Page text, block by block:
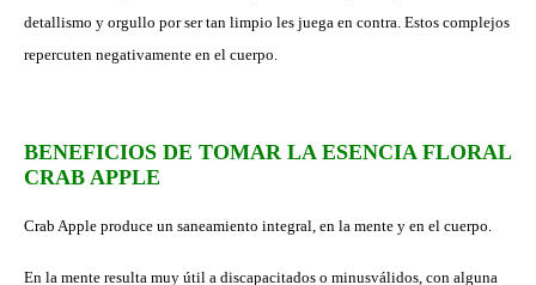
detallismo y orgullo por ser tan limpio les juega en contra. Estos complejos
repercuten negativamente en el cuerpo.
BENEFICIOS DE TOMAR LA ESENCIA FLORAL
CRAB APPLE
Crab Apple produce un saneamiento integral, en la mente y en el cuerpo.
En la mente resulta muy útil a discapacitados o minusválidos, con alguna